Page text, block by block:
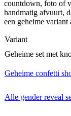
countdown, foto of
handmatig afvuurt,
een geheime
Variant
Geheime set met
Geheime confetti
Alle gender reveal